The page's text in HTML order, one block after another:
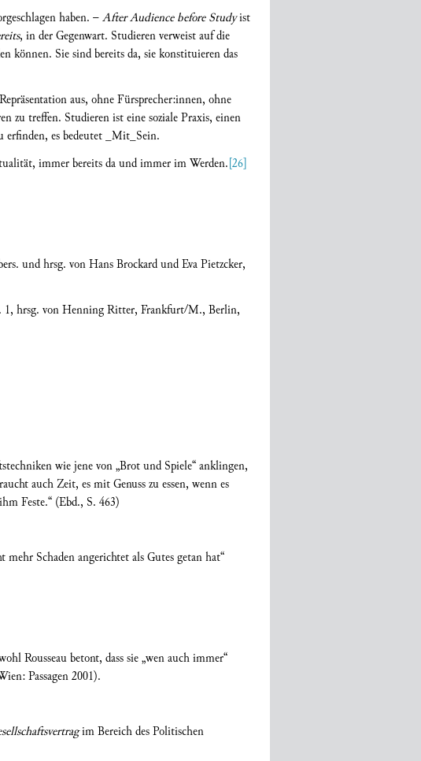
haben. –After Audience before Studyist
, in der Gegenwart. Studieren verweist auf die
können. Sie sind bereits da, sie konstituieren das
aus, ohne Fürsprecher:innen, ohne
zu treffen. Studieren ist eine soziale Praxis, einen
erfinden, es bedeutet _Mit_Sein.
immer bereits da und immer im Werden.[26]
und hrsg. von Hans Brockard und Eva Pietzcker,
1, hrsg. von Henning Ritter, Frankfurt/M., Berlin,
wie jene von „Brot und Spiele“ anklingen,
auch Zeit, es mit Genuss zu essen, wenn es
Feste.“ (Ebd., S. 463)
Schaden angerichtet als Gutes getan hat“
Rousseau betont, dass sie „wen auch immer“
Passagen 2001).
im Bereich des Politischen